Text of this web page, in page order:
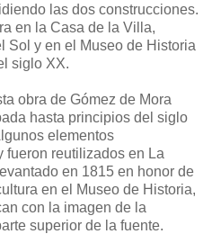
las dos construcciones.
en la Casa de la Villa,
Sol y en el Museo de Historia
siglo XX.
obra de Gómez de Mora
hasta principios del siglo
elementos
fueron reutilizados en La
en 1815 en honor de
en el Museo de Historia,
con la imagen de la
superior de la fuente.